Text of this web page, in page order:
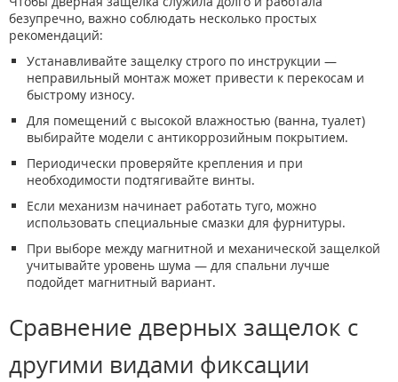
безупречно, важно соблюдать несколько простых
рекомендаций:
Устанавливайте защелку строго по инструкции —
неправильный монтаж может привести к перекосам и
быстрому износу.
Для помещений с высокой влажностью (ванна, туалет)
выбирайте модели с антикоррозийным покрытием.
Периодически проверяйте крепления и при
необходимости подтягивайте винты.
Если механизм начинает работать туго, можно
использовать специальные смазки для фурнитуры.
При выборе между магнитной и механической защелкой
учитывайте уровень шума — для спальни лучше
подойдет магнитный вариант.
Сравнение дверных защелок с
другими видами фиксации